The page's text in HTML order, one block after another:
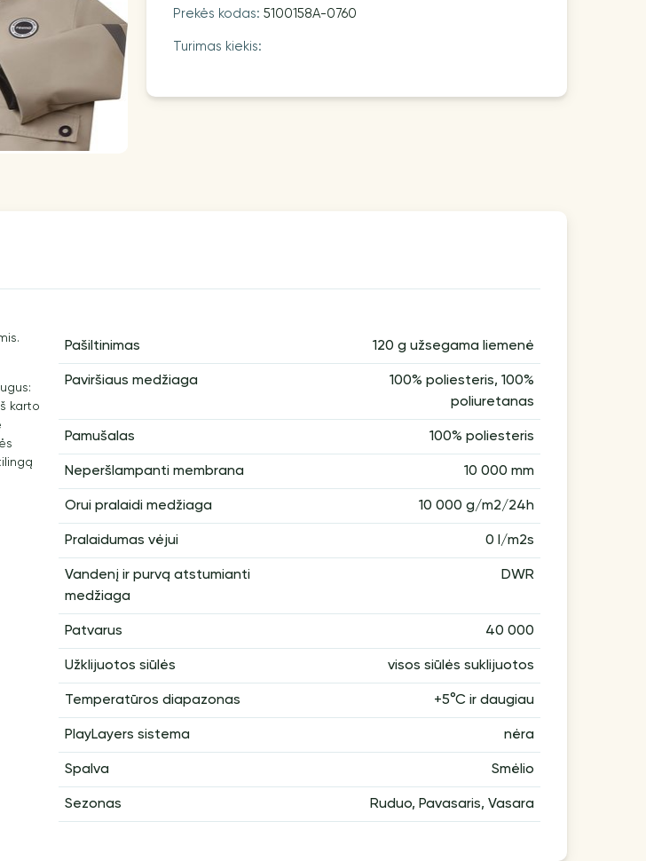
Prekės kodas: 5100158A-0760
Turimas kiekis:
karto
Pašiltinimas 120 g užsegama liemenė
Paviršiaus medžiaga
100% poliesteris, 100%
poliuretanas
Pamušalas 100% poliesteris
Neperšlampanti membrana 10 000 mm
Orui pralaidi medžiaga 10 000 g/m2/24h
Pralaidumas vėjui 0 l/m2s
Vandenį ir purvą atstumianti
medžiaga
DWR
Patvarus 40 000
Užklijuotos siūlės visos siūlės suklijuotos
Temperatūros diapazonas +5°С ir daugiau
PlayLayers sistema nėra
Spalva Smėlio
Sezonas Ruduo, Pavasaris, Vasara